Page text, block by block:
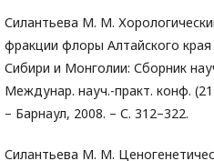
Силантьева М. М.
фракции флоры Алтайского
Сибири и Монголии: Сборник
Междунар. науч.-практ. конф.
– Барнаул, 2008. – С. 312–322.
Силантьева М. М.